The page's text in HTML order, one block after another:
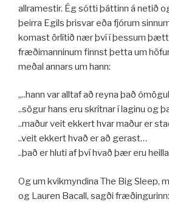
allramestir. Ég sótti þáttinn á netið
þeirra Egils þrisvar eða fjórum
komast örlítið nær því í þessum
fræðimanninum finnst þetta um
meðal annars um hann:
„..hann var alltaf að reyna það
..sögur hans eru skrítnar í laginu og
..maður veit ekkert hvar maður er
..veit ekkert hvað er að gerast…
..það er hluti af því hvað þær eru
Og um kvikmyndina The Big Sleep,
og Lauren Bacall, sagði